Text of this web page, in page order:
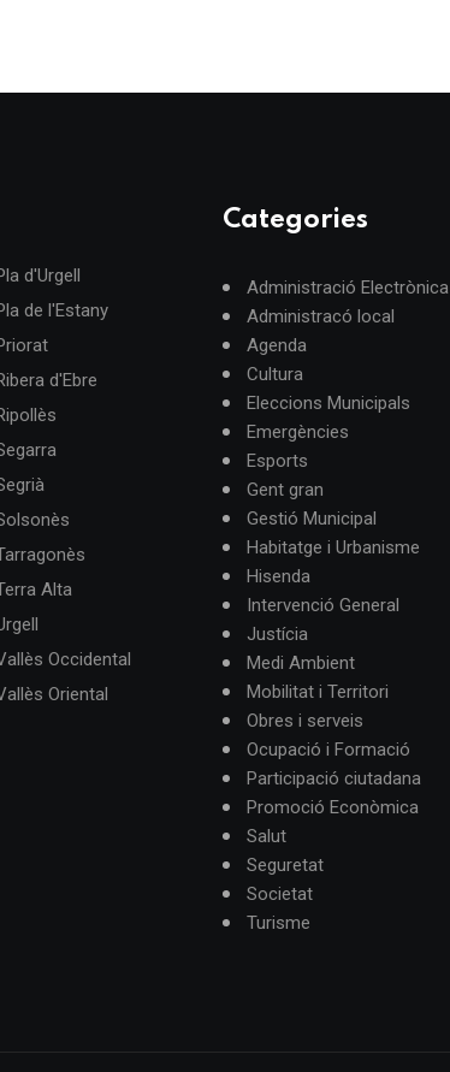
d'Urgell
de l'Estany
d'Ebre
Alta
Occidental
Oriental
Categories
Administració Electrònica
Administracó local
Agenda
Cultura
Eleccions Municipals
Emergències
Esports
Gent gran
Gestió Municipal
Habitatge i Urbanisme
Hisenda
Intervenció General
Justícia
Medi Ambient
Mobilitat i Territori
Obres i serveis
Ocupació i Formació
Participació ciutadana
Promoció Econòmica
Salut
Seguretat
Societat
Turisme